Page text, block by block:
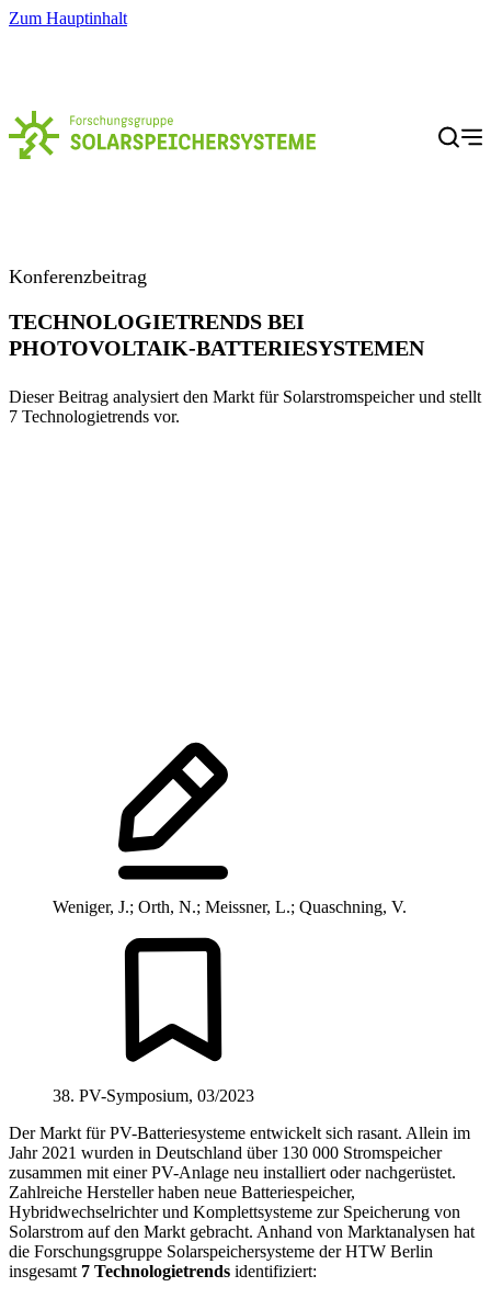
Zum Hauptinhalt
Menü
Konferenzbeitrag
TECHNOLOGIETRENDS BEI
PHOTOVOLTAIK-BATTERIESYSTEMEN
Dieser Beitrag analysiert den Markt für Solarstromspeicher und stellt
7 Technologietrends vor.
Weniger, J.; Orth, N.; Meissner, L.; Quaschning, V.
38. PV-Symposium, 03/2023
Der Markt für PV-Batteriesysteme entwickelt sich rasant. Allein im
Jahr 2021 wurden in Deutschland über 130 000 Stromspeicher
zusammen mit einer PV-Anlage neu installiert oder nachgerüstet.
Zahlreiche Hersteller haben neue Batteriespeicher,
Hybridwechselrichter und Komplettsysteme zur Speicherung von
Solarstrom auf den Markt gebracht. Anhand von Marktanalysen hat
die Forschungsgruppe Solarspeichersysteme der HTW Berlin
insgesamt 7 Technologietrends identifiziert: